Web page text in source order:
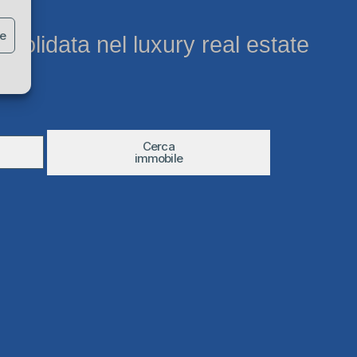
nel luxury real estate
Cerca
immobile